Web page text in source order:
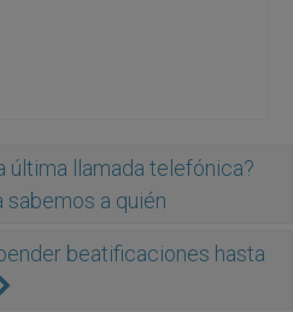
última llamada telefónica?
sabemos a quién
beatificaciones hasta